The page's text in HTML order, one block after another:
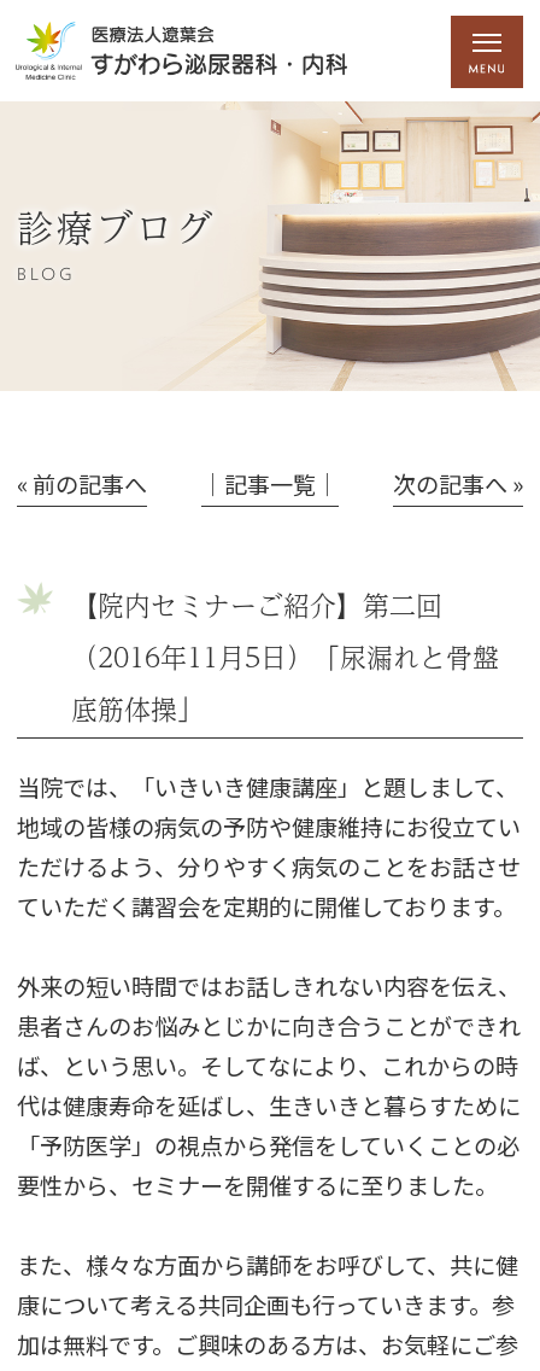
診療ブログ
BLOG
« 前の記事へ │記事一覧│ 次の記事へ »
【院内セミナーご紹介】第二回
（2016年11月5日）「尿漏れと骨盤
底筋体操」
当院では、「いきいき健康講座」と題しまして、
地域の皆様の病気の予防や健康維持にお役立てい
ただけるよう、分りやすく病気のことをお話させ
ていただく講習会を定期的に開催しております。
外来の短い時間ではお話しきれない内容を伝え、
患者さんのお悩みとじかに向き合うことができれ
ば、という思い。そしてなにより、これからの時
代は健康寿命を延ばし、生きいきと暮らすために
「予防医学」の視点から発信をしていくことの必
要性から、セミナーを開催するに至りました。
また、様々な方面から講師をお呼びして、共に健
康について考える共同企画も行っていきます。参
加は無料です。ご興味のある方は、お気軽にご参